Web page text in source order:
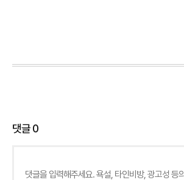
댓글0